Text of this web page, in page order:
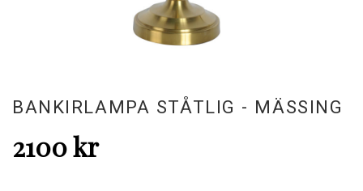
BANKIRLAMPA STÅTLIG - MÄSSING
2100 kr